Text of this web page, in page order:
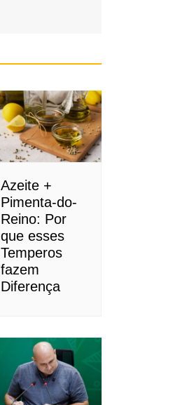
Azeite +
Pimenta-do-
Reino: Por
que esses
Temperos
fazem
Diferença